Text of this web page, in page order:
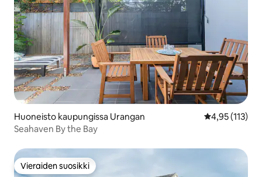
Huoneisto kaupungissa Urangan
4,95 (113)
Seahaven By the Bay
Vieraiden suosikki
Vieraiden suosikki